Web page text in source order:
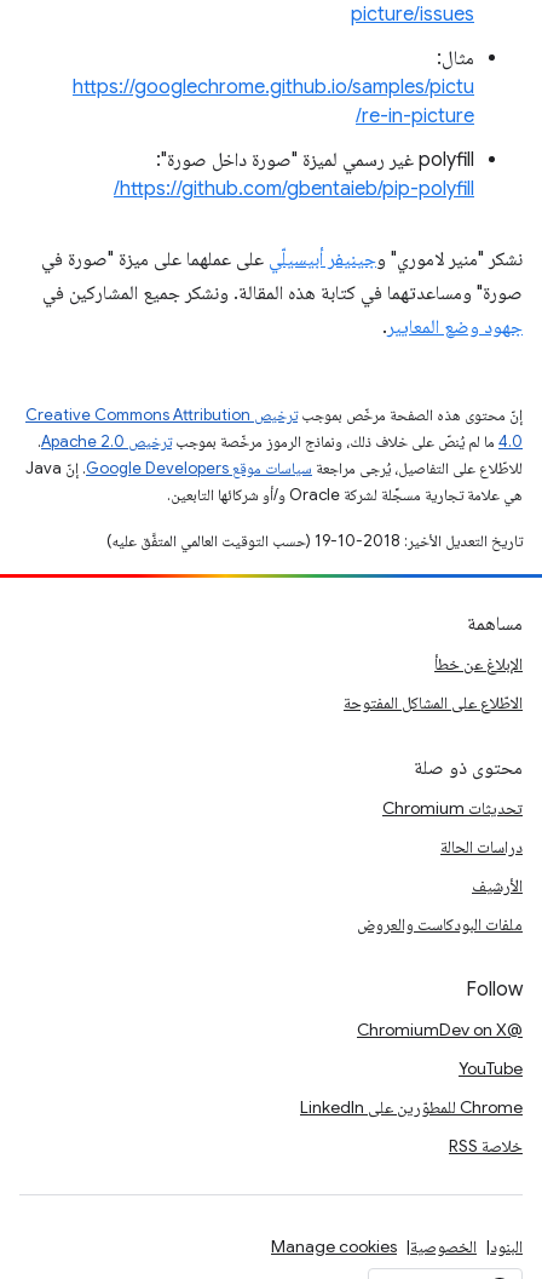
picture/issues
مثال:
https://googlechrome.github.io/samples/pictu
re-in-picture/
polyfill غير رسمي لميزة "صورة داخل صورة":
https://github.com/gbentaieb/pip-polyfill/
نشكر "منير لاموري" وجينيفر أبيسيلّي على عملهما على ميزة "صورة في
صورة" ومساعدتهما في كتابة هذه المقالة. ونشكر جميع المشاركين في
جهود وضع المعايير .
إنّ محتوى هذه الصفحة مرخّص بموجب
ترخيص Creative Commons Attribution
4.0‏ ما لم يُنصّ على خلاف ذلك، ونماذج الرموز مرخّصة بموجبترخيص Apache 2.0‏
.
للاطّلاع على التفاصيل، يُرجى مراجعة سياسات موقع Google Developers‏
. إنّ Java
هي علامة تجارية مسجَّلة لشركة Oracle و/أو شركائها التابعين.
تاريخ التعديل الأخير: 2018-10-19 (حسب التوقيت العالمي المتفَّق عليه)
مساهمة
الإبلاغ عن خطأ
الاطّلاع على المشاكل المفتوحة
محتوى ذو صلة
تحديثات Chromium
دراسات الحالة
الأرشيف
ملفات البودكاست والعروض
Follow
@ChromiumDev on X
YouTube
Chrome للمطوّرين على LinkedIn
خلاصة RSS
البنود الخصوصية Manage cookies